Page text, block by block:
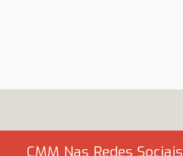
CMM Nas Redes Sociais